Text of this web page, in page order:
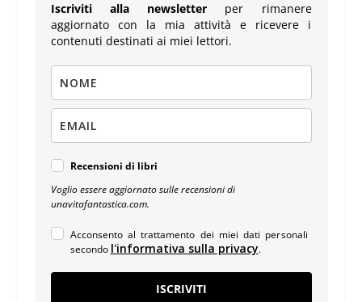
Iscriviti alla newsletter per rimanere
aggiornato con la mia attività e ricevere i
contenuti destinati ai miei lettori.
Recensioni di libri
Voglio essere aggiornato sulle recensioni di
unavitafantastica.com.
Acconsento al trattamento dei miei dati personali
secondo l'informativa sulla privacy.
ISCRIVITI